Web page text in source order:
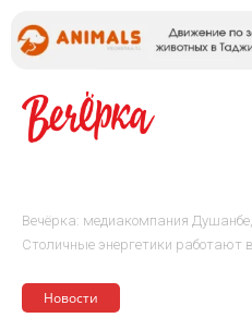
Вечёрка: медиакомпания
Столичные энергетики
Новости